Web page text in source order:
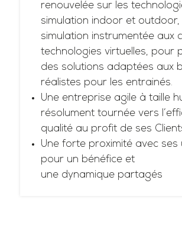
renouvelée sur les
simulation indoor et outdoor,
simulation instrumentée aux
technologies virtuelles, pour
des solutions adaptées aux
réalistes pour les entrainés.
Une entreprise agile à taille
résolument tournée vers
qualité au profit de ses
Une forte proximité avec ses
pour un bénéfice et
une dynamique partagés